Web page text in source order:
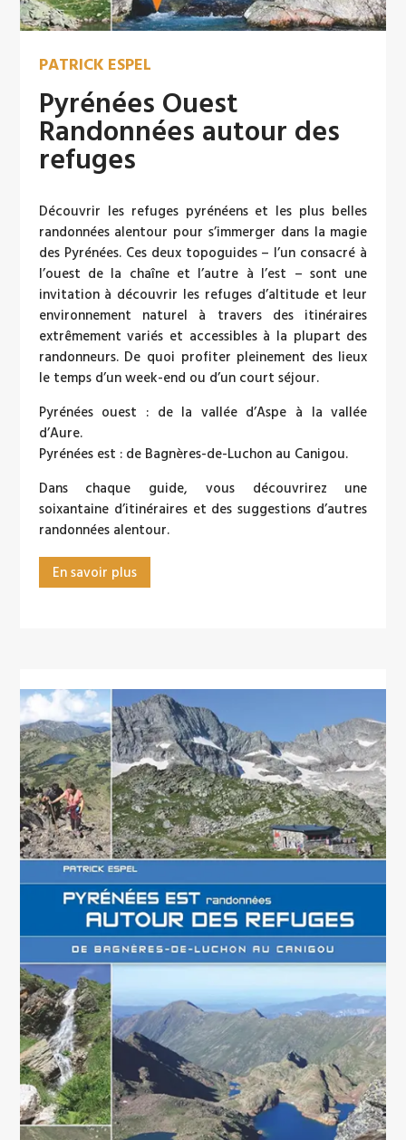
PATRICK ESPEL
Pyrénées Ouest
Randonnées autour des
refuges
Découvrir les refuges pyrénéens et les plus belles
randonnées alentour pour s’immerger dans la magie
des Pyrénées. Ces deux topoguides – l’un consacré à
l’ouest de la chaîne et l’autre à l’est – sont une
invitation à découvrir les refuges d’altitude et leur
environnement naturel à travers des itinéraires
extrêmement variés et accessibles à la plupart des
randonneurs. De quoi profiter pleinement des lieux
le temps d’un week-end ou d’un court séjour.
Pyrénées ouest : de la vallée d’Aspe à la vallée
d’Aure.
Pyrénées est : de Bagnères-de-Luchon au Canigou.
Dans chaque guide, vous découvrirez une
soixantaine d’itinéraires et des suggestions d’autres
randonnées alentour.
En savoir plus